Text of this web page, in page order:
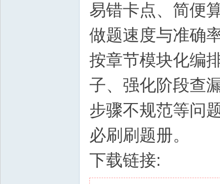
易错卡点、简便
做题速度与准确
按章节模块化编
子、强化阶段查
步骤不规范等问
必刷刷题册。
下载链接: